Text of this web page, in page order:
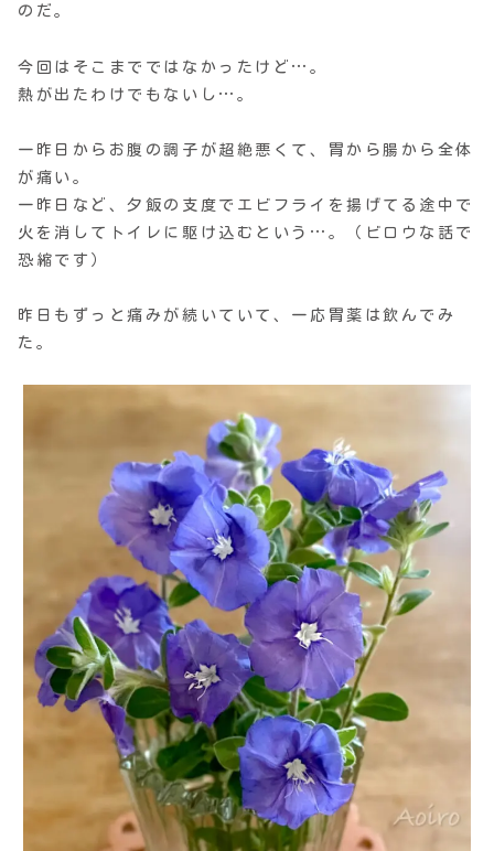
のだ。
今回はそこまでではなかったけど…。
熱が出たわけでもないし…。
一昨日からお腹の調子が超絶悪くて、胃から腸から全体
が痛い。
一昨日など、夕飯の支度でエビフライを揚げてる途中で
火を消してトイレに駆け込むという…。（ビロウな話で
恐縮です）
昨日もずっと痛みが続いていて、一応胃薬は飲んでみ
た。